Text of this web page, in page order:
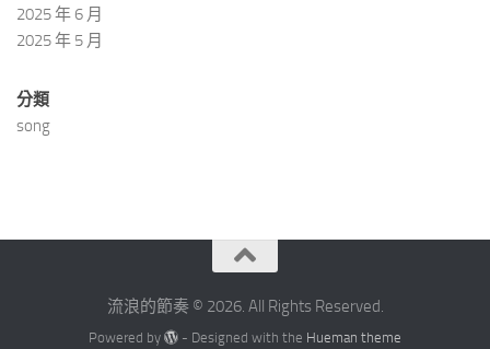
2025 年 6 月
2025 年 5 月
分類
song
流浪的節奏 © 2026. All Rights Reserved.
Powered by - Designed with the Hueman theme